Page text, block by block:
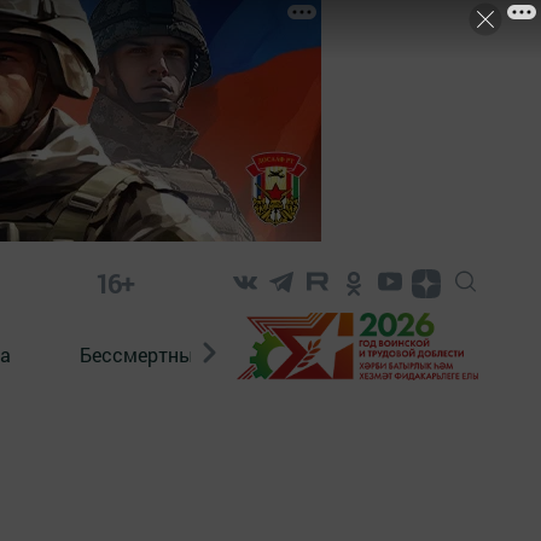
16+
Бессмертный полк. Кряшены